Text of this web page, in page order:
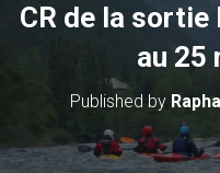
CR de la
au 25
Published by